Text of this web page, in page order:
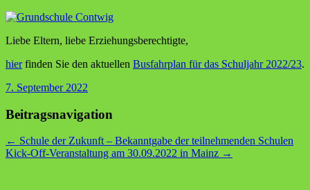
Liebe Eltern, liebe Erziehungsberechtigte,
hierfinden Sie den aktuellen Busfahrplan für das Schuljahr 2022/23.
7. September 2022
Beitragsnavigation
← Schule der Zukunft – Bekanntgabe der teilnehmenden Schulen
Kick-Off-Veranstaltung am 30.09.2022 in Mainz →